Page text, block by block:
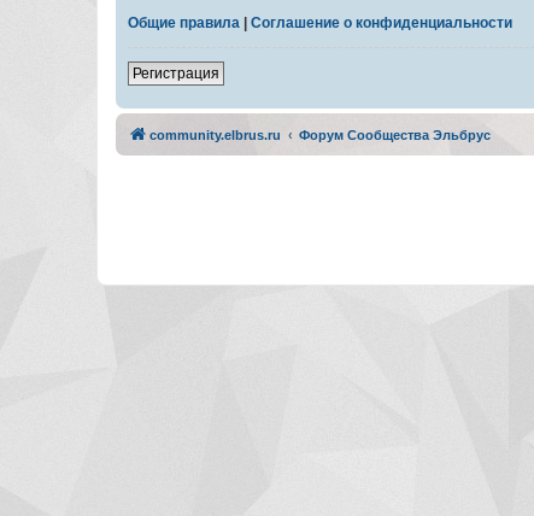
Общие правила
Соглашение о конфиденциальности
Регистрация
community.elbrus.ru Форум Сообщества Эльбрус